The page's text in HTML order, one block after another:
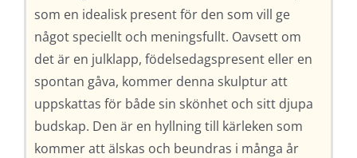
som en idealisk present för den som vill ge
något speciellt och meningsfullt. Oavsett om
det är en julklapp, födelsedagspresent eller en
spontan gåva, kommer denna skulptur att
uppskattas för både sin skönhet och sitt djupa
budskap. Den är en hyllning till kärleken som
kommer att älskas och beundras i många år